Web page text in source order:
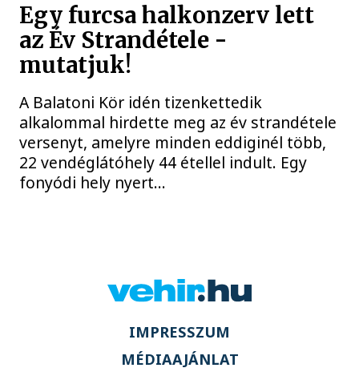
Egy furcsa halkonzerv lett
az Év Strandétele -
mutatjuk!
A Balatoni Kör idén tizenkettedik
alkalommal hirdette meg az év strandétele
versenyt, amelyre minden eddiginél több,
22 vendéglátóhely 44 étellel indult. Egy
fonyódi hely nyert...
IMPRESSZUM
MÉDIAAJÁNLAT